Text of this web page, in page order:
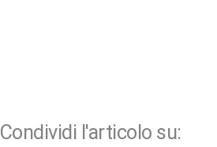
Condividi l'articolo su: